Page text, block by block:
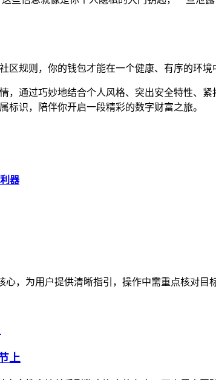
规则，你的钱包才能在一个健康、有序的环境
，通过巧妙地结合个人风格、突出安全特性、
识，陪伴你开启一段精彩的数字财富之旅。
器
，为用户提供清晰指引，操作中需重点核对
上